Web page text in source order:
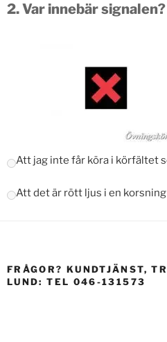
2.Var innebär signalen?
Att jag inte får köra i körfältet
Att det är rött ljus i en korsning
FRÅGOR? KUNDTJÄNST,
LUND: TEL 046-131573